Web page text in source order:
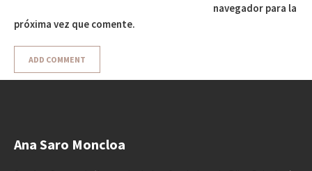
navegador para la
próxima vez que comente.
Ana Saro Moncloa